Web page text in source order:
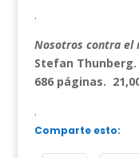
.
Nosotros contra el
Stefan
686 páginas.
.
Comparte esto: